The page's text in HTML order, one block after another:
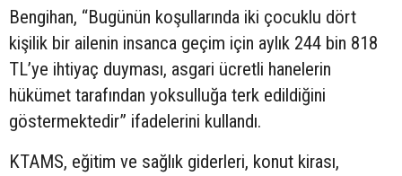
Bengihan, “Bugünün koşullarında iki çocuklu dört
kişilik bir ailenin insanca geçim için aylık 244 bin 818
TL’ye ihtiyaç duyması, asgari ücretli hanelerin
hükümet tarafından yoksulluğa terk edildiğini
göstermektedir” ifadelerini kullandı.
KTAMS, eğitim ve sağlık giderleri, konut kirası,